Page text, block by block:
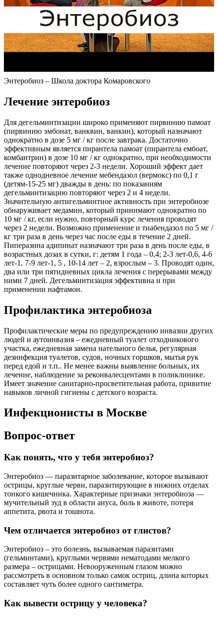
Энтеробиоз – Школа доктора Комаровского
Лечение энтеробиоз
Для дегельминтизации широко применяют пирвинию памоат
(пирвинию эмбонат, ванквин, ванкин), который назначают
однократно в дозе 5 мг / кг после завтрака. Достаточно
эффективным является пирантела памоат (пирантела ембоат,
комбантрин) в дозе 10 мг / кг однократно, при необходимости
лечение повторяют через 2-3 недели. Хороший эффект дает
также однодневное лечение мебендазол (вермокс) по 0,1 г
(детям-15-25 мг) дважды в день: по показаниям
дегельминтизацию повторяют через 2 и 4 недели.
Значительную антигельминтное активность при энтеробиозе
обнаруживает медамин, который принимают однократно по
10 мг / кг, если нужно, повторный курс лечения проводят
через 2 недели. Возможно применение и тиабендазол по 5 мг /
кг три раза в день через час после еды в течение 2 дней.
Пиперазина адипинат назначают три раза в день после еды, в
возрастных дозах в сутки, г: детям 1 года – 0,4; 2-3 лет-0,6, 4-6
лет-1, 7-9 лет-1, 5 , 10-14 лет – 2, взрослым – 3. Проводят один,
два или три пятидневных цикла лечения с перерывами между
ними 7 дней. Дегельминтизация эффективна и при
применении нафтамон.
Профилактика энтеробиоза
Профилактические меры по предупреждению инвазии других
людей и аутоинвазия – ежедневный туалет отходникового
участка, ежедневная замена нательного белья, регулярная
дезинфекция туалетов, судов, ночных горшков, мытья рук
перед едой и т.п.. Не менее важны выявление больных, их
лечение, наблюдение за реконвалесцентами в поликлинике.
Имеет значение санитарно-просветительная работа, привитие
навыков личной гигиены с детского возраста.
Инфекционисты в Москве
Вопрос-ответ
Как понять, что у тебя энтеробиоз?
Энтеробиоз — паразитарное заболевание, которое вызывают
острицы, круглые черви, паразитирующие в нижних отделах
тонкого кишечника. Характерные признаки энтеробиоза —
мучительный зуд в области ануса, боль в животе, потеря
аппетита, рвота и тошнота.
Чем отличается энтеробиоз от глистов?
Энтеробиоз – это болезнь, вызываемая паразитами
(гельминтами), круглыми червями нематодами мелкого
размера – острицами. Невооруженным глазом можно
рассмотреть в основном только самок остриц, длина которых
составляет чуть более одного сантиметра.
Как вывести острицу у человека?